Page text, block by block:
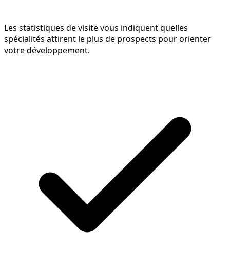
Les statistiques de visite vous indiquent quelles
spécialités attirent le plus de prospects pour orienter
votre développement.